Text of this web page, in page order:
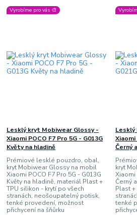
Vyrobíme pro vás 🎨
Lesklý kryt Mobiwear Glossy -
Xiaomi POCO F7 Pro 5G - G013G
Květy na hladině
Prémiové lesklé pouzdro, obal,
kryt Mobiwear Glossy na mobil
Xiaomi POCO F7 Pro 5G - G013G
Květy na hladině, materiál Plast +
TPU silikon - krytí po všech
stranách, neošoupatelný potisk,
tenké provedení, možnost
přichycení na šňůrku
Lesklý
Xiaomi
Černý
kryt
Xiaomi
Černý
Plast
tenké